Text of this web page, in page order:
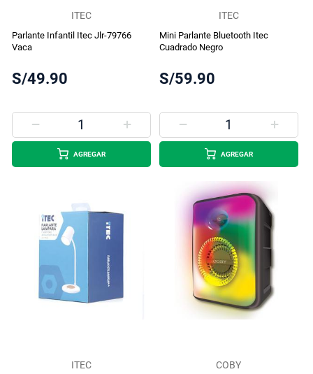
ITEC
Parlante Infantil Itec Jlr-79766
Vaca
S/49.90
AGREGAR
ITEC
Mini Parlante Bluetooth Itec
Cuadrado Negro
S/59.90
AGREGAR
ITEC COBY